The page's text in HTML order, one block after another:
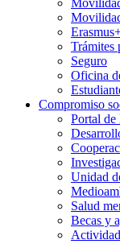
Trámites
Seguro
Oficina
Compromiso
Portal de
Unidad
Salud
Becas y